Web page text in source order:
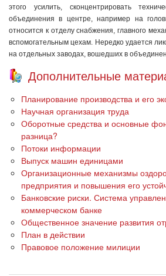
этого усилить, сконцентрировать
объединения в центре, например на
относится к отделу снабжения, главного
вспомогательным цехам. Нередко удается
на отдельных заводах, вошедших в
Дополнительные
Планирование производства и его
Научная организация труда
Оборотные средства и основные
разница?
Потоки информации
Выпуск машин единицами
Организационные механизмы
предприятия и повышения его
Банковские риски. Система
коммерческом банке
Общественное значение развития
План в действии
Правовое положение милиции